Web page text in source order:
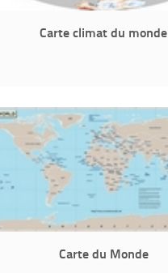
Carte climat du monde
Carte du Monde